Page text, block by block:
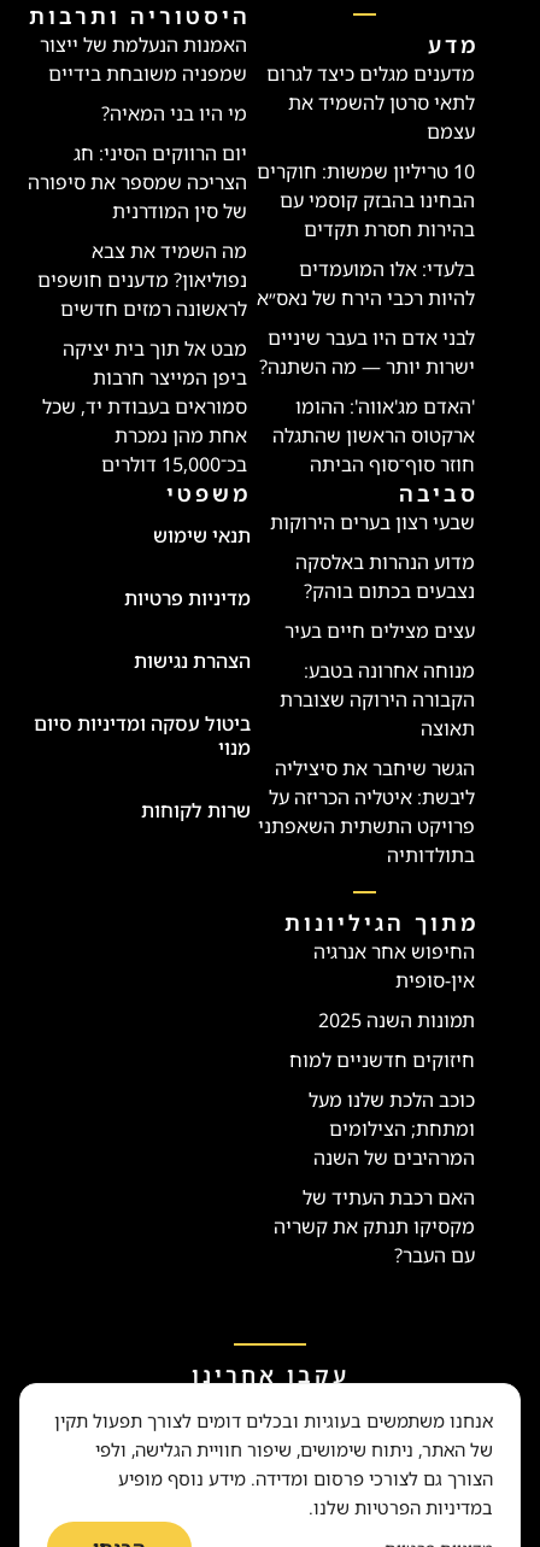
מדע
מדענים מגלים כיצד לגרום
לתאי סרטן להשמיד את
עצמם
10 טריליון שמשות: חוקרים
הבחינו בהבזק קוסמי עם
בהירות חסרת תקדים
בלעדי: אלו המועמדים
להיות רכבי הירח של נאס״א
לבני אדם היו בעבר שיניים
ישרות יותר — מה השתנה?
'האדם מג'אווה': ההומו
ארקטוס הראשון שהתגלה
חוזר סוף־סוף הביתה
היסטוריה ותרבות
האמנות הנעלמת של ייצור
שמפניה משובחת בידיים
מי היו בני המאיה?
יום הרווקים הסיני: חג
הצריכה שמספר את סיפורה
של סין המודרנית
מה השמיד את צבא
נפוליאון? מדענים חושפים
לראשונה רמזים חדשים
מבט אל תוך בית יציקה
ביפן המייצר חרבות
סמוראים בעבודת יד, שכל
אחת מהן נמכרת
בכ־15,000 דולרים
סביבה
שבעי רצון בערים הירוקות
מדוע הנהרות באלסקה
נצבעים בכתום בוהק?
עצים מצילים חיים בעיר
מנוחה אחרונה בטבע:
הקבורה הירוקה שצוברת
תאוצה
הגשר שיחבר את סיציליה
ליבשת: איטליה הכריזה על
פרויקט התשתית השאפתני
בתולדותיה
מתוך הגיליונות
החיפוש אחר אנרגיה
אין-סופית
תמונות השנה 2025
חיזוקים חדשניים למוח
כוכב הלכת שלנו מעל
ומתחת; הצילומים
המרהיבים של השנה
האם רכבת העתיד של
מקסיקו תנתק את קשריה
עם העבר?
משפטי
תנאי שימוש
מדיניות פרטיות
הצהרת נגישות
ביטול עסקה ומדיניות סיום
מנוי
שרות לקוחות
עקבו אחרינו
אנחנו משתמשים בעוגיות ובכלים דומים לצורך תפעול תקין
של האתר, ניתוח שימושים, שיפור חוויית הגלישה, ולפי
הצורך גם לצורכי פרסום ומדידה. מידע נוסף מופיע
במדיניות הפרטיות שלנו.